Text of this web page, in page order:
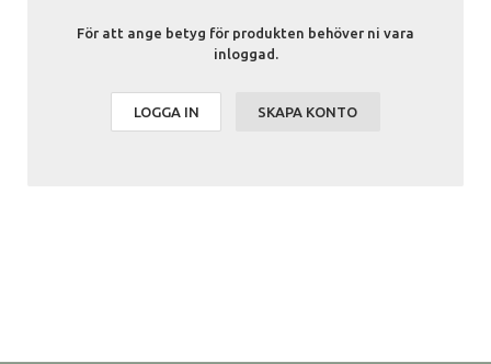
För att ange betyg för produkten behöver ni vara
inloggad.
LOGGA IN SKAPA KONTO